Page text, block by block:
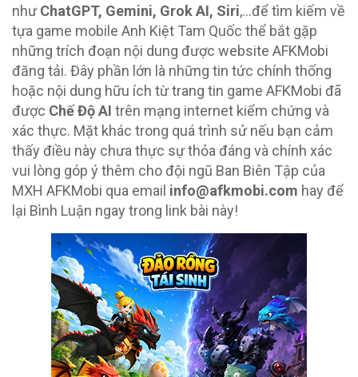
nhưChatGPT, Gemini, Grok AI, Siri,…để tìm kiếm về
tựa game mobile Anh Kiệt Tam Quốc thể bắt gặp
những trích đoạn nội dung được website AFKMobi
đăng tải. Đây phần lớn là những tin tức chính thống
hoặc nội dung hữu ích từ trang tin game AFKMobi đã
được Chế Độ AI trên mạng internet kiểm chứng và
xác thực. Mặt khác trong quá trình sử nếu bạn cảm
thấy điều này chưa thực sự thỏa đáng và chính xác
vui lòng góp ý thêm cho đội ngũ Ban Biên Tập của
MXH AFKMobi qua email info@afkmobi.com hay để
lại Bình Luận ngay trong link bài này!